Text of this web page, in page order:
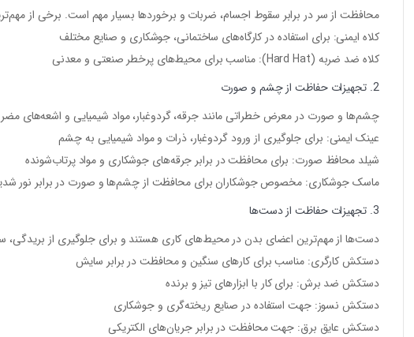
محافظت از سر در برابر سقوط اجسام، ضربات و برخوردها بسیار مهم است. برخی از
کلاه ایمنی: برای استفاده در کارگاه‌های ساختمانی، جوشکاری و صنایع مختلف
کلاه ضد ضربه (Hard Hat)
: مناسب برای محیط‌های پرخطر صنعتی و معدنی
2. تجهیزات حفاظت از چشم و صورت
چشم‌ها و صورت در معرض خطراتی مانند جرقه، گردوغبار، مواد شیمیایی و اشعه‌های مضر
عینک ایمنی: برای جلوگیری از ورود گردوغبار، ذرات و مواد شیمیایی به چشم
شیلد محافظ صورت: برای محافظت در برابر جرقه‌های جوشکاری و مواد پرتاب‌شونده
ماسک جوشکاری: مخصوص جوشکاران برای محافظت از چشم‌ها و صورت در برابر نور
3. تجهیزات حفاظت از دست‌ها
دست‌ها از مهم‌ترین اعضای بدن در محیط‌های کاری هستند و برای جلوگیری از بریدگی،
دستکش کارگری: مناسب برای کارهای سنگین و محافظت در برابر سایش
دستکش ضد برش: برای کار با ابزارهای تیز و برنده
دستکش نسوز: جهت استفاده در صنایع ریخته‌گری و جوشکاری
دستکش عایق برق: جهت محافظت در برابر جریان‌های الکتریکی